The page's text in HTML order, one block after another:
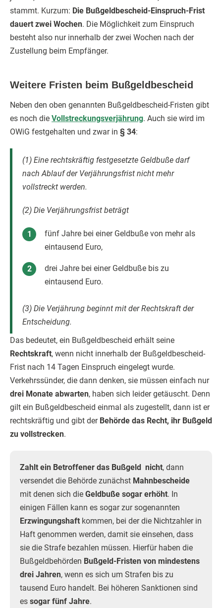
stammt. Kurzum: Die Bußgeldbescheid-Einspruch-Frist
dauert zwei Wochen. Die Möglichkeit zum Einspruch
besteht also nur innerhalb der zwei Wochen nach der
Zustellung beim Empfänger.
Weitere Fristen beim Bußgeldbescheid
Neben den oben genannten Bußgeldbescheid-Fristen gibt
es noch die Vollstreckungsverjährung. Auch sie wird im
OWiG festgehalten und zwar in § 34:
(1) Eine rechtskräftig festgesetzte Geldbuße darf
nach Ablauf der Verjährungsfrist nicht mehr
vollstreckt werden.
(2) Die Verjährungsfrist beträgt
fünf Jahre bei einer Geldbuße von mehr als
eintausend Euro,
drei Jahre bei einer Geldbuße bis zu
eintausend Euro.
(3) Die Verjährung beginnt mit der Rechtskraft der
Entscheidung.
Das bedeutet, ein Bußgeldbescheid erhält seine
Rechtskraft, wenn nicht innerhalb der Bußgeldbescheid-
Frist nach 14 Tagen Einspruch eingelegt wurde.
Verkehrssünder, die dann denken, sie müssen einfach nur
drei Monate abwarten, haben sich leider getäuscht. Denn
gilt ein Bußgeldbescheid einmal als zugestellt, dann ist er
rechtskräftig und gibt der Behörde das Recht, ihr Bußgeld
zu vollstrecken.
Zahlt ein Betroffener das Bußgeld nicht, dann
versendet die Behörde zunächst Mahnbescheide
mit denen sich die Geldbuße sogar erhöht. In
einigen Fällen kann es sogar zur sogenannten
Erzwingungshaft kommen, bei der die Nichtzahler in
Haft genommen werden, damit sie einsehen, dass
sie die Strafe bezahlen müssen. Hierfür haben die
Bußgeldbehörden Bußgeld-Fristen von mindestens
drei Jahren, wenn es sich um Strafen bis zu
tausend Euro handelt. Bei höheren Sanktionen sind
es sogar fünf Jahre.